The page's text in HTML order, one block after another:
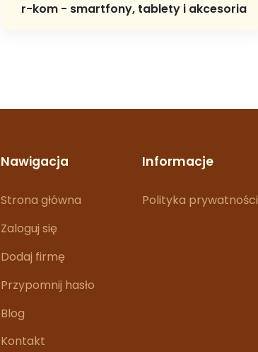
r-kom - smartfony, tablety i akcesoria
Nawigacja
Strona główna
Zaloguj się
Dodaj firmę
Przypomnij hasło
Blog
Kontakt
Informacje
Polityka prywatności